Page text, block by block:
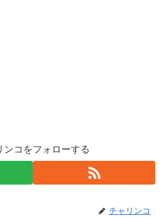
ンコをフォローする
チャリンコ